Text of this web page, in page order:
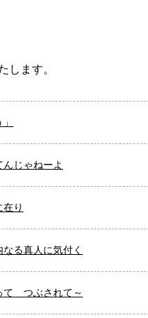
します。
じゃねーよ
り
る真人に気付く
つぶされて～